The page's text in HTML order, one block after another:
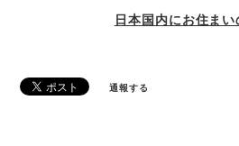
日本国内にお住ま
通報する